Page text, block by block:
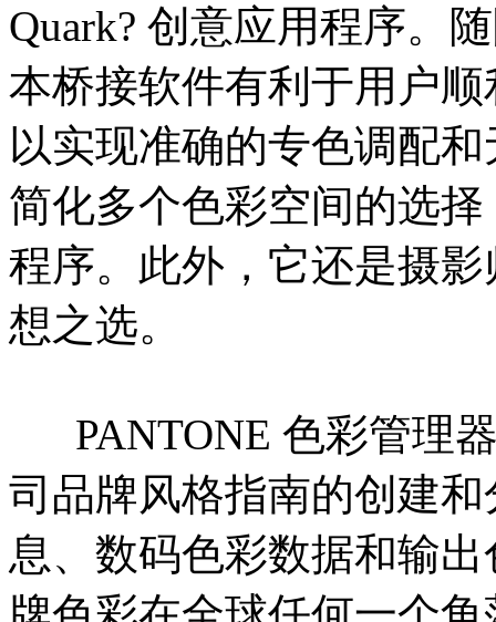
Quark? 创意应用程序。
本桥接软件有利于用户
以实现准确的专色调配
简化多个色彩空间的选
程序。此外，它还是摄
想之选。
PANTONE 色彩管理
司品牌风格指南的创建
息、数码色彩数据和输